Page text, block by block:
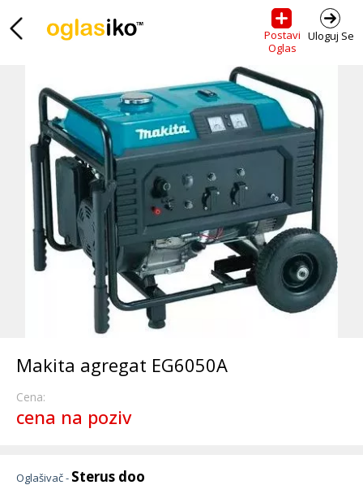
Postavi
Oglas
Uloguj Se
Makita agregat EG6050A
Cena:
cena na poziv
Oglašivač - Sterus doo